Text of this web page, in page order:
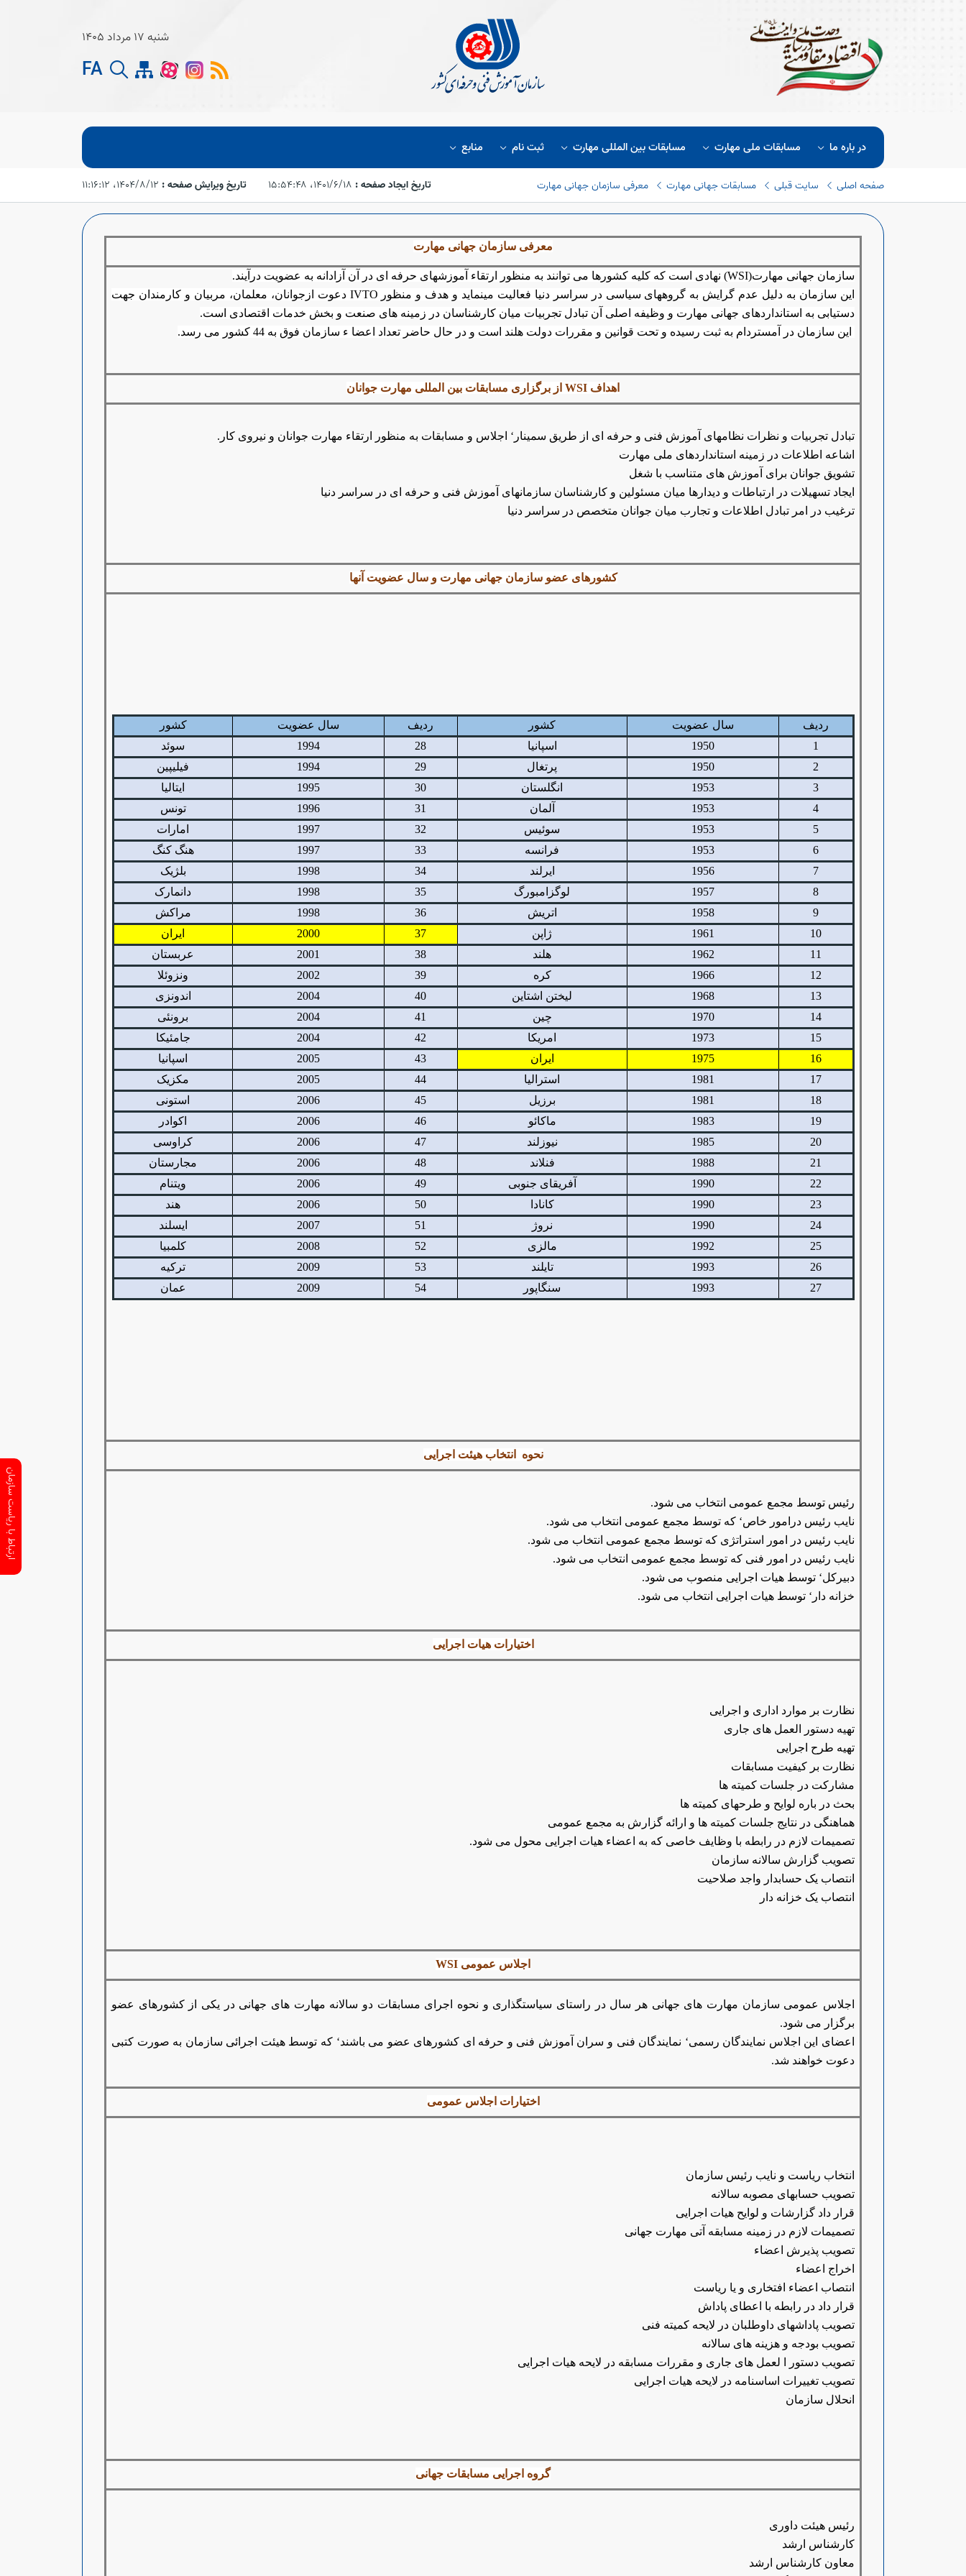
شنبه 17 مرداد 1405
FA
در باره ما مسابقات ملی مهارت مسابقات بین المللی مهارت ثبت نام منابع
صفحه اصلی سایت قبلی مسابقات جهانی مهارت معرفی سازمان جهانی مهارت تاریخ ایجاد صفحه : ۱۴۰۱/۶/۱۸،‏ ۱۵:۵۴:۴۸ تاریخ ویرایش صفحه : ۱۴۰۴/۸/۱۲،‏ ۱۱:۱۶:۱۲
معرفی سازمان جهانی مهارت
سازمان جهانی مهارت(WSI)
نهادی است که کلیه کشورها می توانند به منظور ارتقاء آموزشهای حرفه ای در آن آزادانه به عضویت درآیند.
این سازمان به دلیل عدم گرایش به گروههای سیاسی در سراسر دنیا فعالیت مینماید و هدف و منظور
دعوت ازجوانان، معلمان، مربیان و کارمندان جهت
دستیابی به استانداردهای جهانی مهارت و وظیفه اصلی آن تبادل تجربیات میان کارشناسان در زمینه های صنعت و بخش خدمات اقتصادی است.
این سازمان در آمستردام به ثبت رسیده و تحت قوانین و مقررات دولت هلند است و در حال حاضر تعداد اعضا ء سازمان فوق به 44 کشور می رسد
.
اهداف از برگزاری مسابقات بین المللی مهارت جوانان
تبادل تجربیات و نظرات نظامهای آموزش فنی و حرفه ای از طریق سمینار‘ اجلاس و مسابقات به منظور ارتقاء مهارت جوانان و نیروی کار.
اشاعه اطلاعات در زمینه استانداردهای ملی مهارت
تشویق جوانان برای آموزش های متناسب با شغل
ایجاد تسهیلات در ارتباطات و دیدارها میان مسئولین و کارشناسان سازمانهای آموزش فنی و حرفه ای در سراسر دنیا
ترغیب در امر تبادل اطلاعات و تجارب میان جوانان متخصص در سراسر دنیا
کشورهای عضو سازمان جهانی مهارت و سال عضویت آنها
ردیف سال عضویت کشور ردیف سال عضویت
کشور
1
1950 اسپانیا 28
1994
سوئد
2
1950 پرتغال 29
1994
فیلیپین
3
1953 انگلستان 30
1995
ایتالیا
4
1953 آلمان 31
1996
تونس
5
1953 سوئیس 32
1997
امارات
6
1953 فرانسه 33
1997
هنگ کنگ
7
1956 ایرلند 34
1998
بلژیک
8
1957 لوگزامبورگ 35
1998
دانمارک
9
1958 اتریش 36
1998
مراکش
10
1961 ژاپن 37
2000
ایران
11
1962 هلند 38
2001
عربستان
12
1966 کره 39
2002
ونزوئلا
13
1968 لیختن اشتاین 40
2004
اندونزی
14
1970 چین 41
2004
برونئی
15
1973 امریکا 42
2004
جامئیکا
16
1975 ایران 43
2005
اسپانیا
17
1981 استرالیا 44
2005
مکزیک
18
1981 برزیل 45
2006
استونی
19
1983 ماکائو 46
2006
اکوادر
20
1985 نیوزلند 47
2006
کراوسی
21
1988 فنلاند 48
2006
مجارستان
22
1990 آفریقای جنوبی 49
2006
ویتنام
23
1990 کانادا 50
2006
هند
24
1990 نروژ 51
2007
ایسلند
25
1992 مالزی 52
2008
کلمبیا
26
1993 تایلند 53
2009
ترکیه
27
1993 سنگاپور 54
2009 عمان
نحوه انتخاب هیئت اجرایی
رئیس توسط مجمع عمومی انتخاب می شود.
نایب رئیس درامور خاص‘ که توسط مجمع عمومی انتخاب می شود.
نایب رئیس در امور استراتژی که توسط مجمع عمومی انتخاب می شود.
نایب رئیس در امور فنی که توسط مجمع عمومی انتخاب می شود.
دبیرکل‘ توسط هیات اجرایی منصوب می شود.
خزانه دار‘ توسط هیات اجرایی انتخاب می شود.
اختیارات هیات اجرایی
نظارت بر موارد اداری و اجرایی
تهیه دستور العمل های جاری
تهیه طرح اجرایی
نظارت بر کیفیت مسابقات
مشارکت در جلسات کمیته ها
بحث در باره لوایح و طرحهای کمیته ها
هماهنگی در نتایج جلسات کمیته ها و ارائه گزارش به مجمع عمومی
تصمیمات لازم در رابطه با وظایف خاصی که به اعضاء هیات اجرایی محول می شود.
تصویب گزارش سالانه سازمان
انتصاب یک حسابدار واجد صلاحیت
انتصاب یک خزانه دار
اجلاس عمومی WSI
اجلاس عمومی سازمان مهارت های جهانی هر سال در راستای سیاستگذاری و نحوه اجرای مسابقات دو سالانه مهارت های جهانی در یکی از کشورهای عضو
برگزار می شود.
اعضای این اجلاس نمایندگان رسمی‘ نمایندگان فنی و سران آموزش فنی و حرفه ای کشورهای عضو می باشند‘ که توسط هیئت اجرائی سازمان به صورت کتبی
دعوت خواهند شد.
اختیارات اجلاس عمومی
انتخاب ریاست و نایب رئیس سازمان
تصویب حسابهای مصوبه سالانه
قرار داد گزارشات و لوایح هیات اجرایی
تصمیمات لازم در زمینه مسابقه آتی مهارت جهانی
تصویب پذیرش اعضاء
اخراج اعضاء
انتصاب اعضاء افتخاری و یا ریاست
قرار داد در رابطه با اعطای پاداش
تصویب پاداشهای داوطلبان در لایحه کمیته فنی
تصویب بودجه و هزینه های سالانه
تصویب دستور ا لعمل های جاری و مقررات مسابقه در لایحه هیات اجرایی
تصویب تغییرات اساسنامه در لایحه هیات اجرایی
انحلال سازمان
گروه اجرایی مسابقات جهانی
رئیس هیئت داوری
کارشناس ارشد
معاون کارشناس ارشد
ارتباط با ریاست سازمان